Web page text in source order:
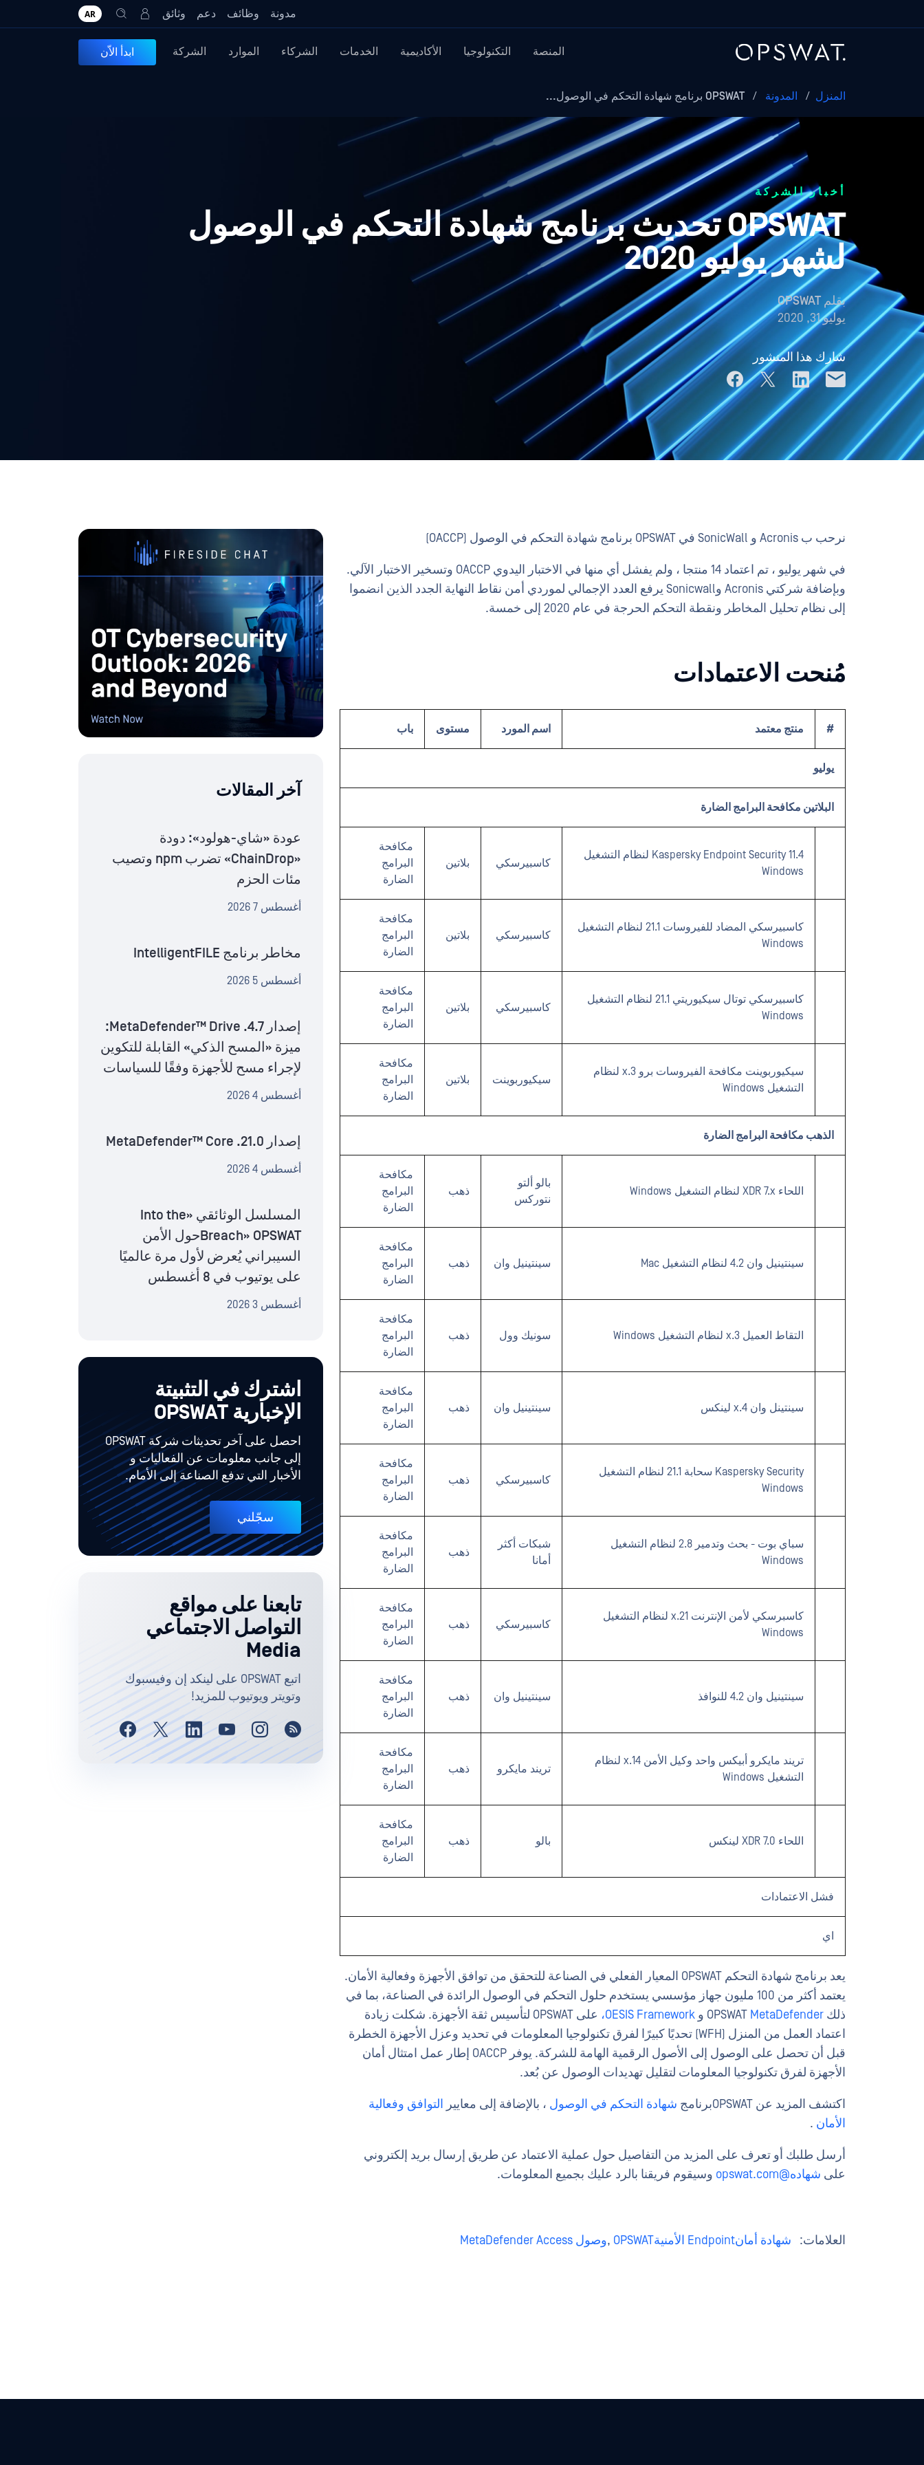
مدونة وظائف دعم وثائق AR
المنصة التكنولوجيا الأكاديمية الخدمات الشركاء الموارد الشركة ابدأ الاّن
المنزل / المدونة / OPSWAT برنامج شهادة التحكم في الوصول...
أخبار الشركة
OPSWAT تحديث برنامج شهادة التحكم في الوصول
لشهر يوليو 2020
بقلم OPSWAT
يوليو 31, 2020
شارك هذا المنشور
نرحب ب Acronis و SonicWall في OPSWAT برنامج شهادة التحكم في الوصول (OACCP)
في شهر يوليو ، تم اعتماد 14 منتجا ، ولم يفشل أي منها في الاختبار اليدوي OACCP وتسخير الاختبار الآلي.
وبإضافة شركتي Acronis وSonicwall يرفع العدد الإجمالي لموردي أمن نقاط النهاية الجدد الذين انضموا
إلى نظام تحليل المخاطر ونقطة التحكم الحرجة في عام 2020 إلى خمسة.
مُنحت الاعتمادات
# منتج معتمد اسم المورد مستوى باب
يوليو
البلاتين مكافحة البرامج الضارة
Kaspersky Endpoint Security 11.4 لنظام التشغيل
Windows
كاسبيرسكي بلاتين
مكافحة
البرامج
الضارة
كاسبيرسكي المضاد للفيروسات 21.1 لنظام التشغيل
Windows
كاسبيرسكي بلاتين
مكافحة
البرامج
الضارة
كاسبيرسكي توتال سيكيوريتي 21.1 لنظام التشغيل
Windows
كاسبيرسكي بلاتين
مكافحة
البرامج
الضارة
سيكيوربوينت مكافحة الفيروسات برو 3.x لنظام
التشغيل Windows
سيكيوربوينت بلاتين
مكافحة
البرامج
الضارة
الذهب مكافحة البرامج الضارة
اللحاء XDR 7.x لنظام التشغيل Windows
بالو ألتو
نتوركس
ذهب
مكافحة
البرامج
الضارة
سينتينيل وان 4.2 لنظام التشغيل Mac سينتينيل وان ذهب
مكافحة
البرامج
الضارة
التقاط العميل 3.x لنظام التشغيل Windows سونيك وول ذهب
مكافحة
البرامج
الضارة
سينتينل وان 4.x لينكس سينتينيل وان ذهب
مكافحة
البرامج
الضارة
Kaspersky Security سحابة 21.1 لنظام التشغيل
Windows
كاسبيرسكي ذهب
مكافحة
البرامج
الضارة
سباي بوت - بحث وتدمير 2.8 لنظام التشغيل
Windows
شبكات أكثر
أمانا
ذهب
مكافحة
البرامج
الضارة
كاسبرسكي لأمن الإنترنت 21.x لنظام التشغيل
Windows
كاسبيرسكي ذهب
مكافحة
البرامج
الضارة
سينتينيل وان 4.2 للنوافذ سينتينيل وان ذهب
مكافحة
البرامج
الضارة
تريند مايكرو أبيكس واحد وكيل الأمن 14.x لنظام
التشغيل Windows
تريند مايكرو ذهب
مكافحة
البرامج
الضارة
اللحاء XDR 7.0 لينكس بالو ذهب
مكافحة
البرامج
الضارة
فشل الاعتمادات
اي
يعد برنامج شهادة التحكم OPSWAT المعيار الفعلي في الصناعة للتحقق من توافق الأجهزة وفعالية الأمان.
يعتمد أكثر من 100 مليون جهاز مؤسسي يستخدم حلول التحكم في الوصول الرائدة في الصناعة، بما في
ذلك OPSWAT MetaDefender و OESIS Framework،
على OPSWAT لتأسيس ثقة الأجهزة. شكلت زيادة
اعتماد العمل من المنزل (WFH) تحديًا كبيرًا لفرق تكنولوجيا المعلومات في تحديد وعزل الأجهزة الخطرة
قبل أن تحصل على الوصول إلى الأصول الرقمية الهامة للشركة. يوفر OACCP إطار عمل امتثال أمان
الأجهزة لفرق تكنولوجيا المعلومات لتقليل تهديدات الوصول عن بُعد.
اكتشف المزيد عن OPSWATبرنامج شهادة التحكم في الوصول ، بالإضافة إلى معايير التوافق وفعالية
الأمان .
أرسل طلبك أو تعرف على المزيد من التفاصيل حول عملية الاعتماد عن طريق إرسال بريد إلكتروني
على شهاده@opswat.com وسيقوم فريقنا بالرد عليك بجميع المعلومات.
العلامات: شهادة أمانEndpoint الأمنيةOPSWAT ,وصول MetaDefender Access
آخر المقالات
عودة «شاي-هولود»: دودة
«ChainDrop» تضرب npm وتصيب
مئات الحزم
أغسطس 7 2026
مخاطر برنامج IntelligentFILE
أغسطس 5 2026
إصدار MetaDefender™ Drive .4.7:
ميزة «المسح الذكي» القابلة للتكوين
لإجراء مسح للأجهزة وفقًا للسياسات
أغسطس 4 2026
إصدار MetaDefender™ Core .21.0
أغسطس 4 2026
المسلسل الوثائقي «Into the
Breach» OPSWATحول الأمن
السيبراني يُعرض لأول مرة عالميًا
على يوتيوب في 8 أغسطس
أغسطس 3 2026
اشترك في التثبيتة
الإخبارية OPSWAT
احصل على آخر تحديثات شركة OPSWAT
إلى جانب معلومات عن الفعاليات و
الأخبار التي تدفع الصناعة إلى الأمام.
سجّلني
تابعنا على مواقع
التواصل الاجتماعي
Media
اتبع OPSWAT على لينكد إن وفيسبوك
وتويتر ويوتيوب للمزيد!